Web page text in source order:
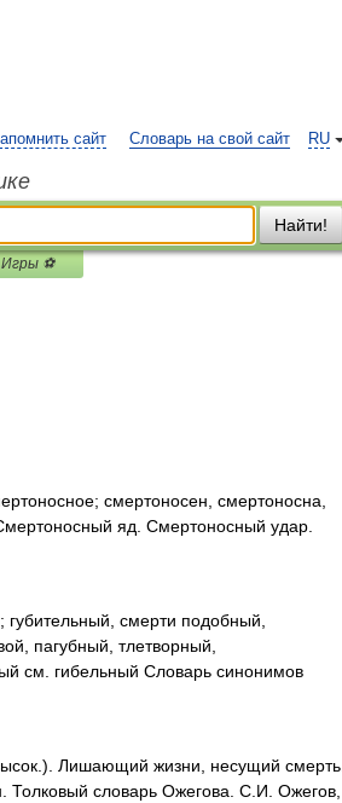
RU
сайт Словарь на свой сайт
Найти!
Игры ⚽
смертоносен, смертоносна,
яд. Смертоносный удар.
смерти подобный,
пагубный, тлетворный,
см. гибельный Словарь синонимов
Лишающий жизни, несущий смерть.
словарь Ожегова. С.И. Ожегов,